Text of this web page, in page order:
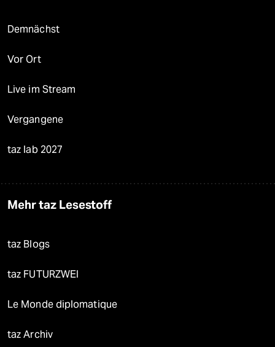
Demnächst
Vor Ort
Live im Stream
Vergangene
taz lab 2027
Mehr taz Lesestoff
taz Blogs
taz FUTURZWEI
Le Monde diplomatique
taz Archiv